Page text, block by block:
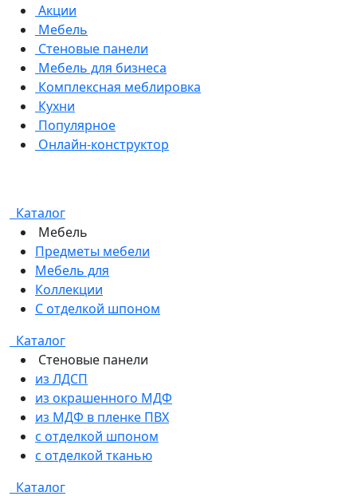
Акции
Мебель
Стеновые панели
Мебель для бизнеса
Комплексная меблировка
Кухни
Популярное
Онлайн-конструктор
Каталог
Мебель
Предметы мебели
Мебель для
Коллекции
С отделкой шпоном
Каталог
Стеновые панели
из ЛДСП
из окрашенного МДФ
из МДФ в пленке ПВХ
с отделкой шпоном
с отделкой тканью
Каталог